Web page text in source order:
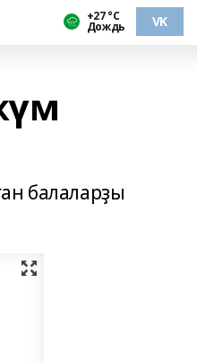
+27 °С
Дождь VK
балаларҙы